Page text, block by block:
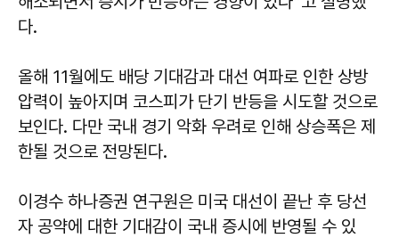
다.
올해 11월에도 배당 기대감과 대선 여파로 인한 상방
압력이 높아지며 코스피가 단기 반등을 시도할 것으로
보인다. 다만 국내 경기 악화 우려로 인해 상승폭은 제
한될 것으로 전망된다.
이경수 하나증권 연구원은 미국 대선이 끝난 후 당선
자 공약에 대한 기대감이 국내 증시에 반영될 수 있